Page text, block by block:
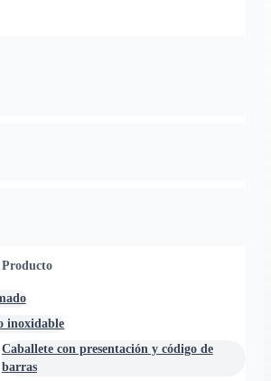
Producto
inoxidable
Caballete con presentación y código de
barras